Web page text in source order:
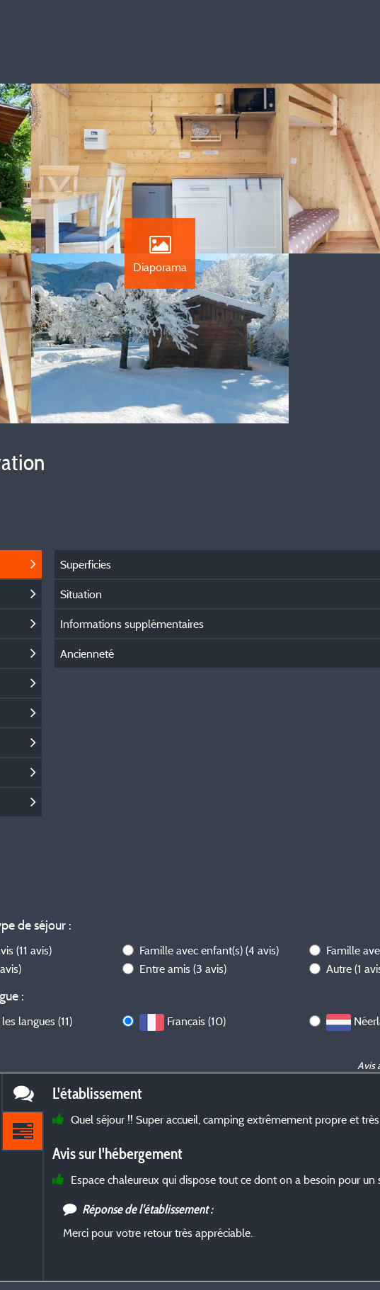
Diaporama
Superficies
Situation
Informations supplémentaires
Ancienneté
de séjour :
(11 avis) Famille avec enfant(s)(4 avis) Famille
Entre amis(3 avis) Autre (1
:
langues (11) Français (10)
Avis
L'établissement
Quel séjour !! Super accueil, camping extrêmement propre et
Avis sur l'hébergement
Espace chaleureux qui dispose tout ce dont on a besoin pour un
Réponse de l'établissement :
Merci pour votre retour très appréciable.